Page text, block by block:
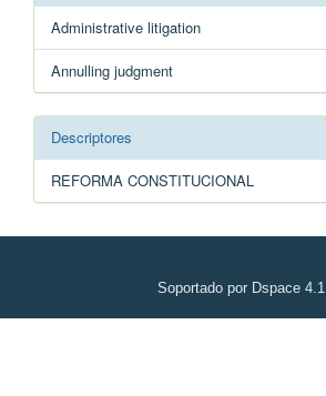
Administrative litigation
Annulling judgment
Descriptores
REFORMA CONSTITUCIONAL
Soportado por Dspace 4.1